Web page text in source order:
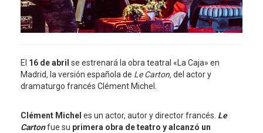
El 16 de abril se estrenará la obra teatral «La Caja» en
Madrid,la versión española de Le Carton,del actor y
dramaturgo francés Clément Michel.
Clément Michel es un actor, autor y director francés. Le
Cartonfue su primera obra de teatro y alcanzó un